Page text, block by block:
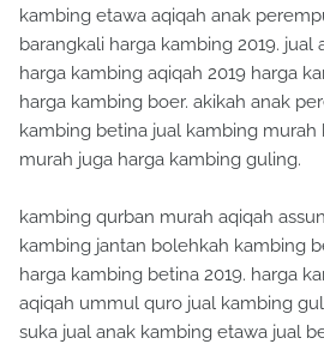
kambing etawa aqiqah anak
barangkali harga kambing 2019. jual
harga kambing aqiqah 2019 harga
harga kambing boer. akikah anak
kambing betina jual kambing murah
murah juga harga kambing guling.
kambing qurban murah aqiqah
kambing jantan bolehkah kambing
harga kambing betina 2019. harga
aqiqah ummul quro jual kambing
suka jual anak kambing etawa jual